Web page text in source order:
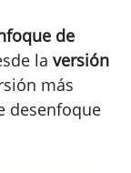
de
la versión
más
desenfoque